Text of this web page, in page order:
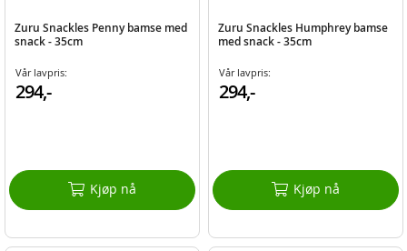
Zuru Snackles Penny bamse med
snack - 35cm
Vår lavpris:
294,-
Kjøp nå
Zuru Snackles Humphrey bamse
med snack - 35cm
Vår lavpris:
294,-
Kjøp nå